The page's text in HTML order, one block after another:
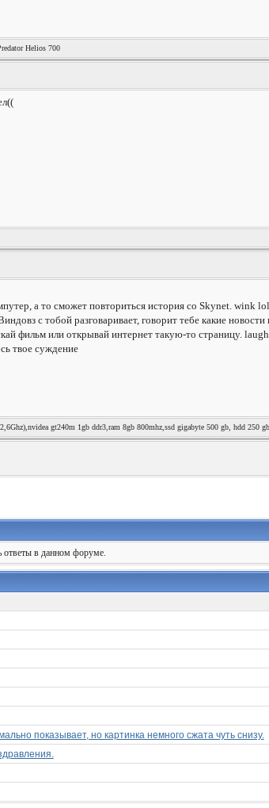
Helios 700
а то сможет повториться история со Skynet. wink
с тобой разговаривает, говорит тебе какие
фильм или открывай интернет такую-то страницу.
твое суждение
gt240m 1gb ddr3,ram 8gb 800mhz,ssd gigabyte 500 gb, hdd 250
ответы в данном форуме.
показывает, но картинка немного сжата чуть снизу.